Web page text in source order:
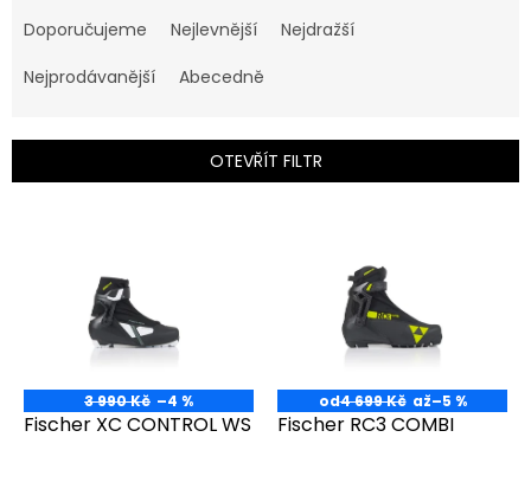
a
e
í
r
Doporučujeme Nejlevnější
Nejdražší
Nejprodávanější
Abecedně
OTEVŘÍT FILTR
o
d
3 990 Kč –4 %
Fischer XC CONTROL WS
od4 699 Kč až–5 %
Fischer RC3 COMBI